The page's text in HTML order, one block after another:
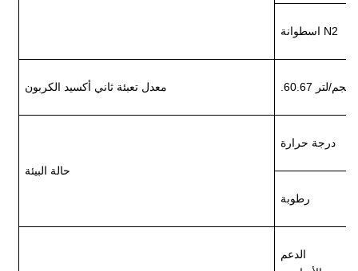
اسطوانة N2
معدل تعبئة ثاني أكسيد الكربون .60.67 كجم/لتر
حالة البيئة
درجة حرارة
رطوبة
الدعم